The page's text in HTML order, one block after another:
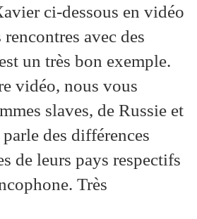
ci-dessous en vidéo
avec des
un très bon exemple.
vidéo, nous vous
slaves, de Russie et
des différences
de leurs pays respectifs
Très